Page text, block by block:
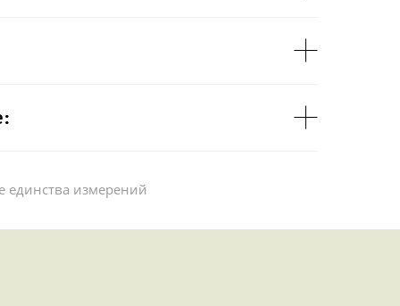
единства измерений